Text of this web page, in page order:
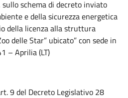
schema di decreto inviato
e della sicurezza energetica
della licenza alla struttura
delle Star” ubicato” con sede in
– Aprilia (LT)
9 del Decreto Legislativo 28